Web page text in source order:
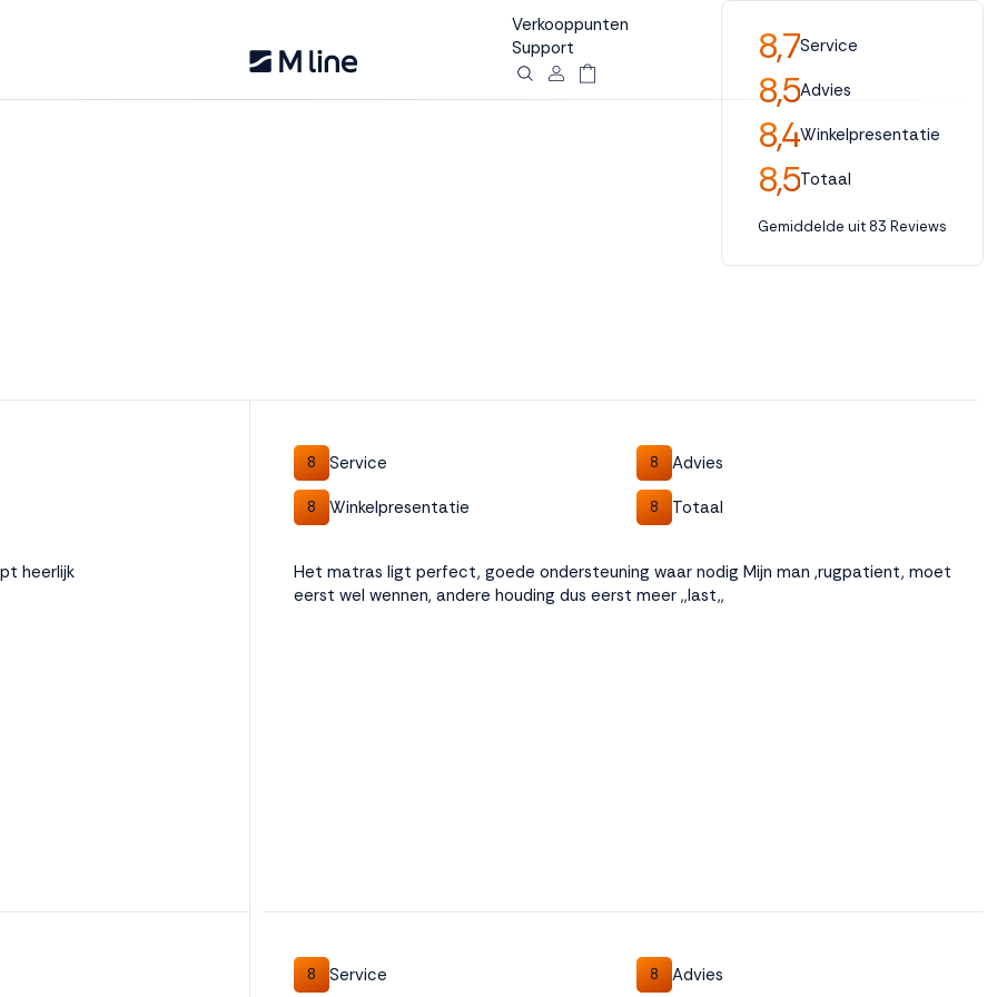
Verkooppunten
Support
8,7Service
8,5Advies
8,4Winkelpresentatie
8,5Totaal
Gemiddelde uit 83 Reviews
heerlijk
8 Service 8 Advies
8 Winkelpresentatie 8 Totaal
Het matras ligt perfect, goede ondersteuning waar nodig Mijn man ,rugpatient, moet
eerst wel wennen, andere houding dus eerst meer ,,last,,
8 Service 8 Advies